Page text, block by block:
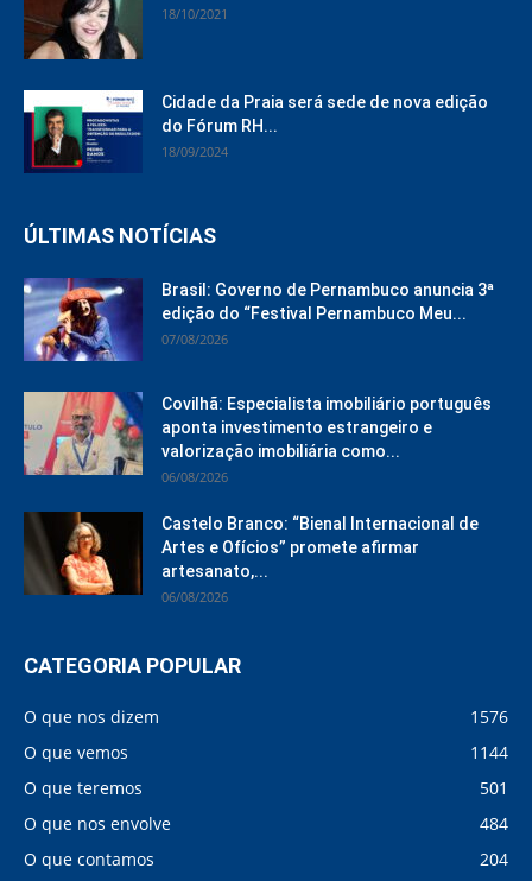
18/10/2021
Cidade da Praia será sede de nova edição
do Fórum RH...
18/09/2024
ÚLTIMAS NOTÍCIAS
Brasil: Governo de Pernambuco anuncia 3ª
edição do “Festival Pernambuco Meu...
07/08/2026
Covilhã: Especialista imobiliário português
aponta investimento estrangeiro e
valorização imobiliária como...
06/08/2026
Castelo Branco: “Bienal Internacional de
Artes e Ofícios” promete afirmar
artesanato,...
06/08/2026
CATEGORIA POPULAR
O que nos dizem
1576
O que vemos
1144
O que teremos
501
O que nos envolve
484
O que contamos
204